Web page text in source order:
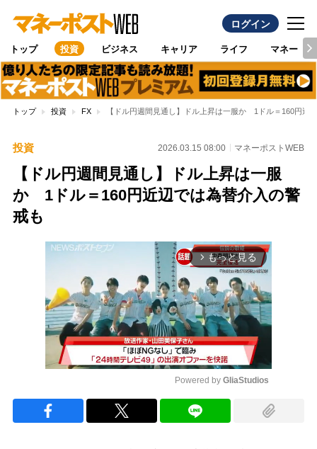
ログイン
トップ 投資 ビジネス キャリア ライフ マネー
トップ 投資 FX 【ドル円週間見通し】ドル上昇は一服か 1ドル＝160円近
投資 2026.03.15 08:00 マネーポストWEB
【ドル円週間見通し】ドル上昇は一服
か 1ドル＝160円近辺では為替介入の警
戒も
arrow_forward_ios もっと見る
Powered by GliaStudios